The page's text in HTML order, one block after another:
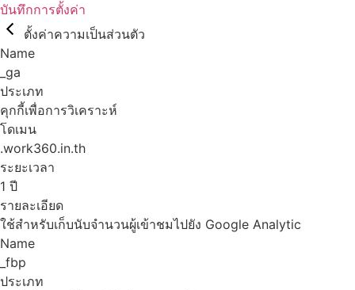
บันทึกการตั้งค่า
ตั้งค่าความเป็นส่วนตัว
Name
_ga
ประเภท
คุกกี้เพื่อการวิเคราะห์
โดเมน
.work360.in.th
ระยะเวลา
1 ปี
รายละเอียด
ใช้สำหรับเก็บนับจำนวนผู้เข้าชมไปยัง Google Analytic
Name
_fbp
ประเภท